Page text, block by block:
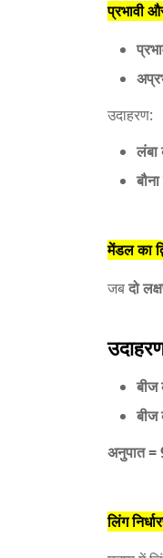
प्रभावी
उदाहरण:
लंबा
मेंडल का
जबदो
बीज
बीज
अनुपात =
लिंग